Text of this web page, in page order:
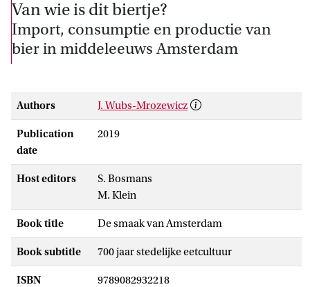
Van wie is dit biertje?
Import, consumptie en productie van
bier in middeleeuws Amsterdam
Authors J. Wubs-Mrozewicz
Publication
date
2019
Host editors
S. Bosmans
M. Klein
Book title De smaak van Amsterdam
Book subtitle 700 jaar stedelijke eetcultuur
ISBN 9789082932218